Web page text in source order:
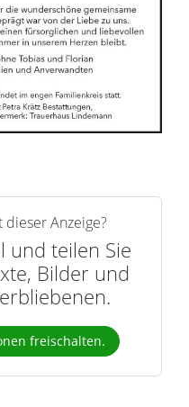
Anzeige?
und teilen Sie
Bilder und
freischalten.